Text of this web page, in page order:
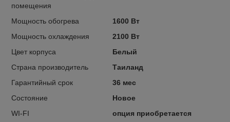
помещения
Мощность обогрева
1600 Вт
Мощность охлаждения
2100 Вт
Цвет корпуса
Белый
Страна производитель
Таиланд
Гарантийный срок
36 мес
Состояние
Новое
WI-FI
опция приобретается